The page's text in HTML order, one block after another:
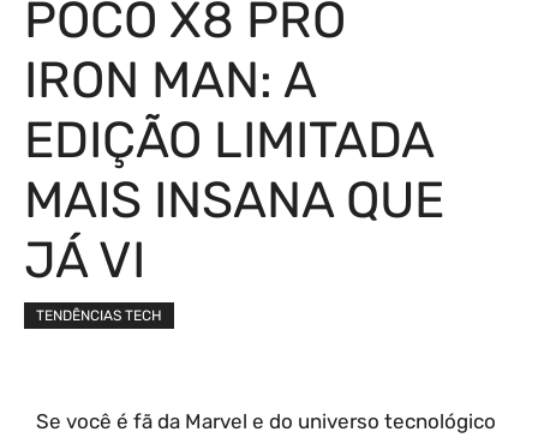
POCO X8 PRO
IRON MAN: A
EDIÇÃO LIMITADA
MAIS INSANA QUE
JÁ VI
TENDÊNCIAS TECH
Se você é fã da Marvel e do universo tecnológico